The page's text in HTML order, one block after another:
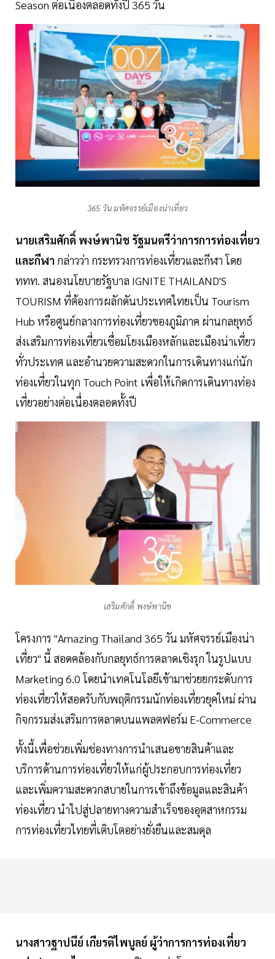
Season ต่อเนื่องตลอดทั้งปี 365 วัน
365 วัน มหัศจรรย์เมืองน่าเที่ยว
นายเสริมศักดิ์ พงษ์พานิช รัฐมนตรีว่าการการท่องเที่ยว
และกีฬา กล่าวว่า กระทรวงการท่องเที่ยวและกีฬา โดย
ททท. สนองนโยบายรัฐบาล IGNITE THAILAND'S
TOURISM ที่ต้องการผลักดันประเทศไทยเป็น Tourism
Hub หรือศูนย์กลางการท่องเที่ยวของภูมิภาค ผ่านกลยุทธ์
ส่งเสริมการท่องเที่ยวเชื่อมโยงเมืองหลักและเมืองน่าเที่ยว
ทั่วประเทศ และอำนวยความสะดวกในการเดินทางแก่นัก
ท่องเที่ยวในทุก Touch Point เพื่อให้เกิดการเดินทางท่อง
เที่ยวอย่างต่อเนื่องตลอดทั้งปี
เสริมศักดิ์ พงษ์พานิช
โครงการ "Amazing Thailand 365 วัน มหัศจรรย์เมืองน่า
เที่ยว" นี้ สอดคล้องกับกลยุทธ์การตลาดเชิงรุก ในรูปแบบ
Marketing 6.0 โดยนำเทคโนโลยีเข้ามาช่วยยกระดับการ
ท่องเที่ยวให้สอดรับกับพฤติกรรมนักท่องเที่ยวยุคใหม่ ผ่าน
กิจกรรมส่งเสริมการตลาดบนแพลตฟอร์ม E-Commerce
ทั้งนี้เพื่อช่วยเพิ่มช่องทางการนำเสนอขายสินค้าและ
บริการด้านการท่องเที่ยวให้แก่ผู้ประกอบการท่องเที่ยว
และเพิ่มความสะดวกสบายในการเข้าถึงข้อมูลและสินค้า
ท่องเที่ยว นำไปสู่ปลายทางความสำเร็จของอุตสาหกรรม
การท่องเที่ยวไทยที่เติบโตอย่างยั่งยืนและสมดุล
นางสาวฐาปนีย์ เกียรติไพบูลย์ ผู้ว่าการการท่องเที่ยว